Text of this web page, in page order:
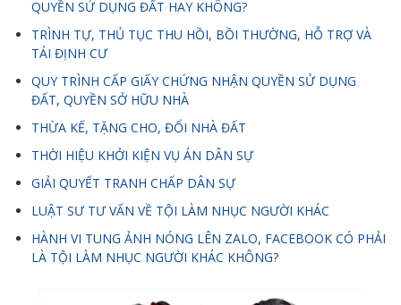
QUYỀN SỬ DỤNG ĐẤT HAY KHÔNG?
TRÌNH TỰ, THỦ TỤC THU HỒI, BỒI THƯỜNG, HỖ TRỢ VÀ
TÁI ĐỊNH CƯ
QUY TRÌNH CẤP GIẤY CHỨNG NHẬN QUYỀN SỬ DỤNG
ĐẤT, QUYỀN SỞ HỮU NHÀ
THỪA KẾ, TẶNG CHO, ĐỔI NHÀ ĐẤT
THỜI HIỆU KHỞI KIỆN VỤ ÁN DÂN SỰ
GIẢI QUYẾT TRANH CHẤP DÂN SỰ
LUẬT SƯ TƯ VẤN VỀ TỘI LÀM NHỤC NGƯỜI KHÁC
HÀNH VI TUNG ẢNH NÓNG LÊN ZALO, FACEBOOK CÓ PHẢI
LÀ TỘI LÀM NHỤC NGƯỜI KHÁC KHÔNG?